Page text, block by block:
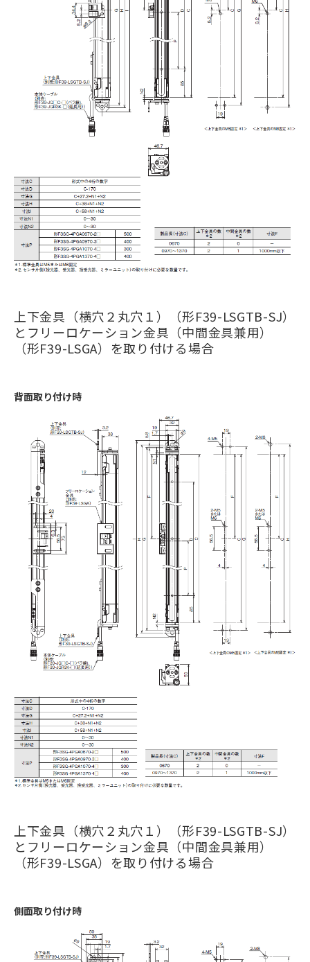
上下金具（横穴２丸穴１）（形F39-LSGTB-SJ）
とフリーロケーション金具（中間金具兼用）
（形F39-LSGA）を取り付ける場合
背面取り付け時
上下金具（横穴２丸穴１）（形F39-LSGTB-SJ）
とフリーロケーション金具（中間金具兼用）
（形F39-LSGA）を取り付ける場合
側面取り付け時